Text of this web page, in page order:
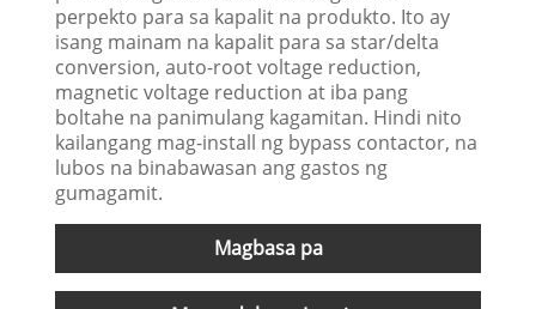
perpekto para sa kapalit na produkto. Ito ay
isang mainam na kapalit para sa star/delta
conversion, auto-root voltage reduction,
magnetic voltage reduction at iba pang
boltahe na panimulang kagamitan. Hindi nito
kailangang mag-install ng bypass contactor, na
lubos na binabawasan ang gastos ng
gumagamit.
Magbasa pa